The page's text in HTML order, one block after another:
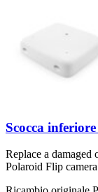
Scocca
Replace a damaged
Polaroid Flip